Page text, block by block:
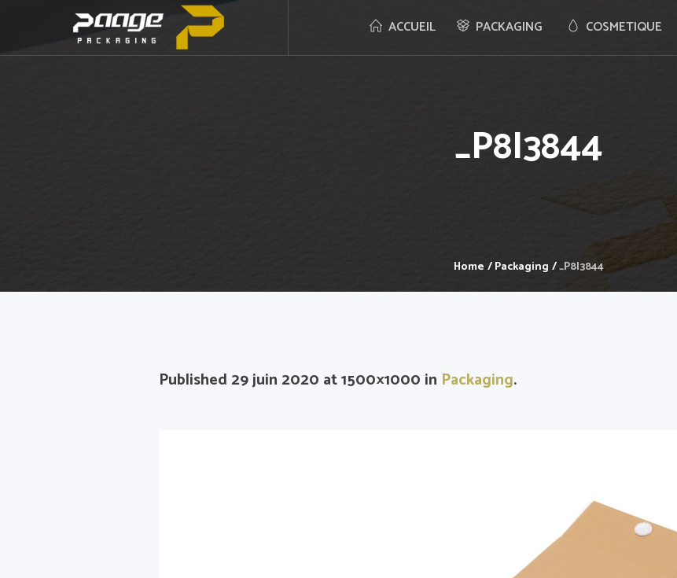
ACCUEIL PACKAGING COSMETIQUE
_P8I3844
Home /Packaging /_P8I3844
Published 29 juin 2020 at 1500×1000 in Packaging.